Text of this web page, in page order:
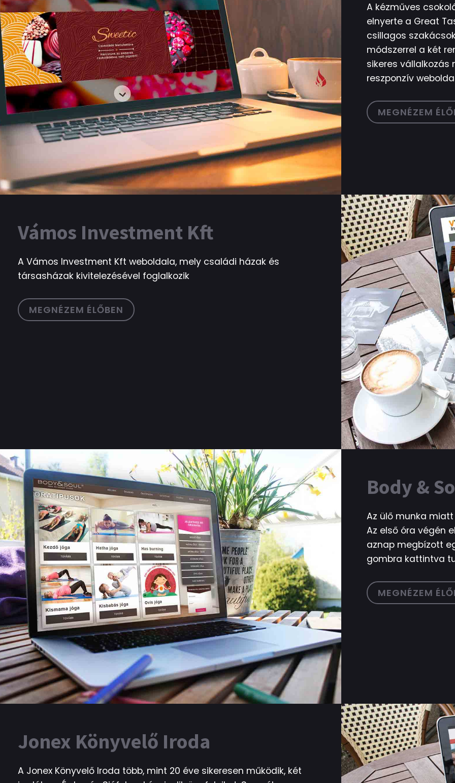
A kézműves
elnyerte a Great
csillagos
módszerrel a két
sikeres
reszponzív
MEGNÉZEM
Vámos Investment Kft
A Vámos Investment Kft weboldala, mely családi házak és
társasházak kivitelezésével foglalkozik
MEGNÉZEM ÉLŐBEN
Body &
Az ülő munka
Az első óra végén
aznap megbízott
gombra kattintva
MEGNÉZEM
Jonex Könyvelő Iroda
A Jonex Könyvelő Iroda több, mint 20 éve sikeresen működik, két